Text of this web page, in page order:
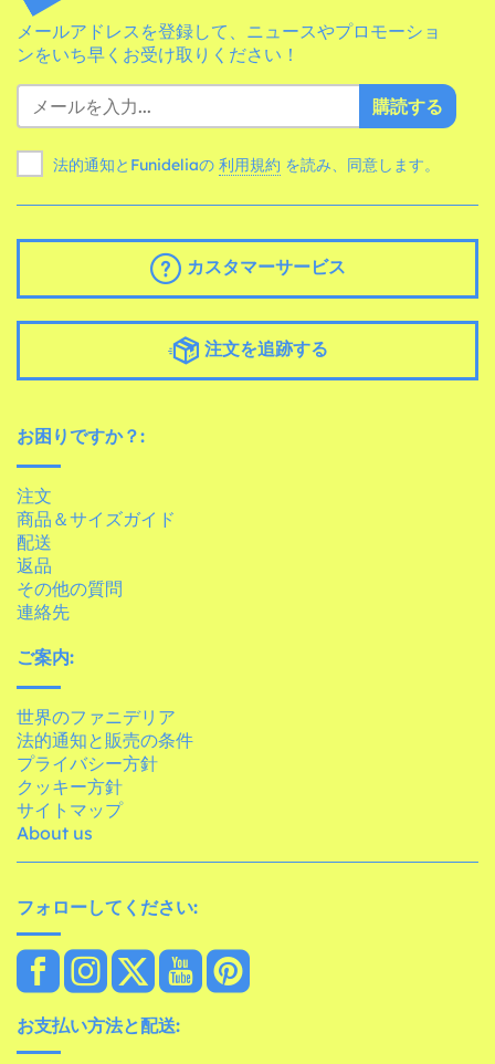
メールアドレスを登録して、ニュースやプロモーショ
ンをいち早くお受け取りください！
購読する
法的通知とFunideliaの 利用規約 を読み、同意します。
カスタマーサービス
注文を追跡する
お困りですか？:
注文
商品＆サイズガイド
配送
返品
その他の質問
連絡先
ご案内:
世界のファニデリア
法的通知と販売の条件
プライバシー方針
クッキー方針
サイトマップ
About us
フォローしてください:
お支払い方法と配送: